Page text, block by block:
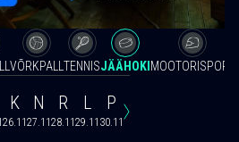
VÕRKPALL TENNISJÄÄHOKI MOOTORISPORT
K
26.11
N
27.11
R
28.11
L
29.11
P
30.11